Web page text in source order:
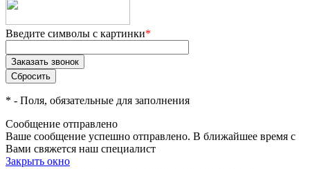
Введите символы с картинки*
* - Поля, обязательные для заполнения
Сообщение отправлено
Ваше сообщение успешно отправлено. В ближайшее время с
Вами свяжется наш специалист
Закрыть окно